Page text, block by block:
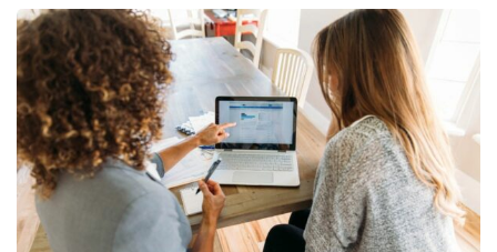
IA
?
Sign up
Already have an account?